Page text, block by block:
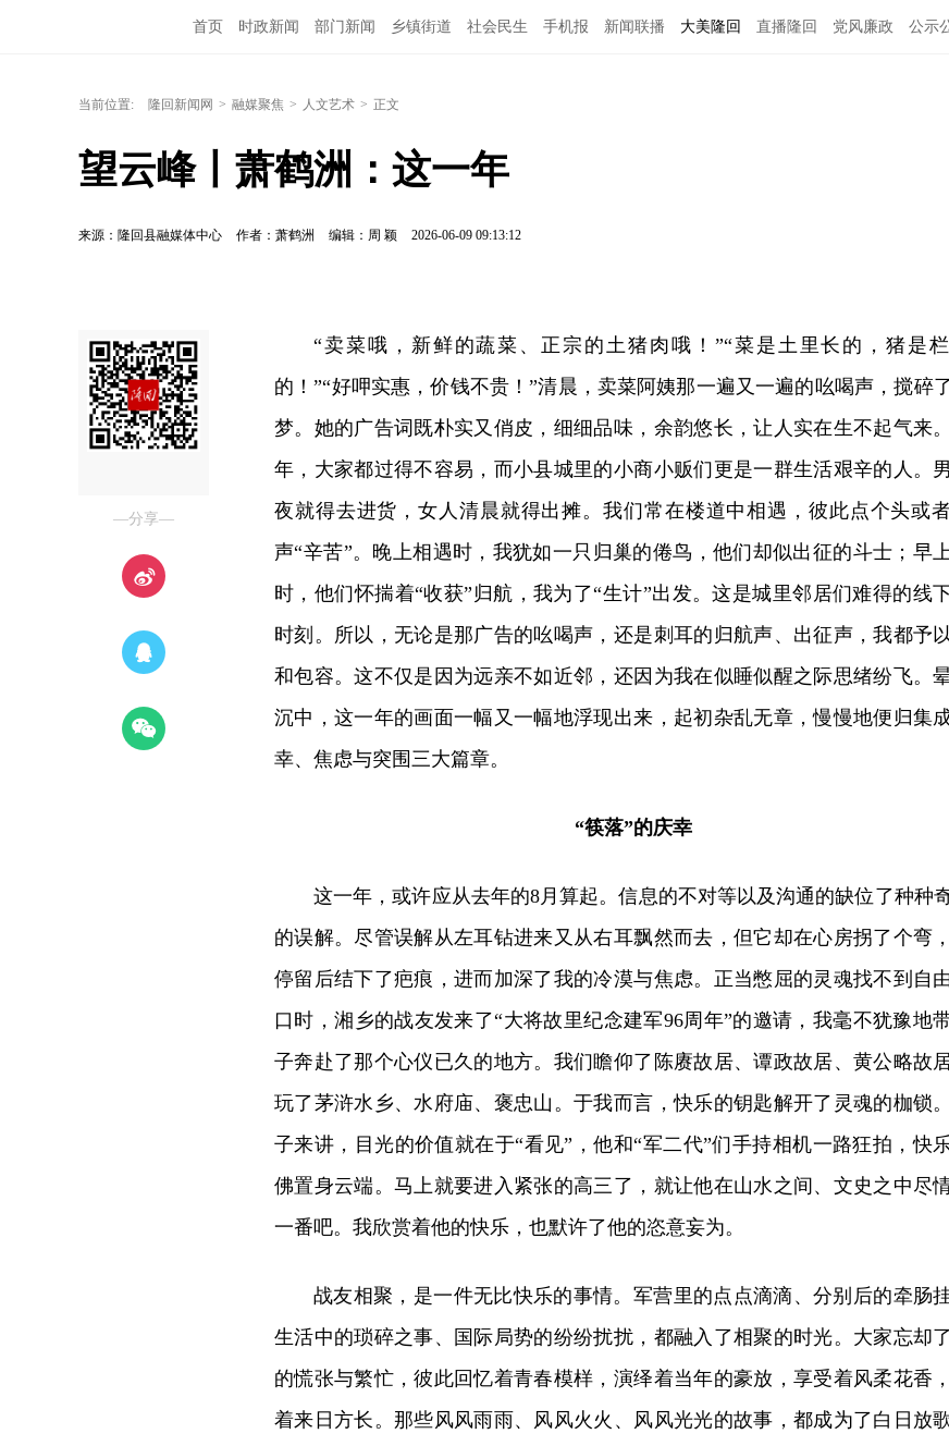
首页 时政新闻 部门新闻 乡镇街道 社会民生 手机报 新闻联播 大美隆回 直播隆回 党风廉政 公示
当前位置: 隆回新闻网 > 融媒聚焦 > 人文艺术 > 正文
望云峰丨萧鹤洲：这一年
来源：隆回县融媒体中心 作者：萧鹤洲 编辑：周 颖 2026-06-09 09:13:12
—分享—
“卖菜哦，新鲜的蔬菜、正宗的土猪肉哦！”“菜是土里长的，猪是
的！”“好呷实惠，价钱不贵！”清晨，卖菜阿姨那一遍又一遍的吆喝声，搅碎
梦。她的广告词既朴实又俏皮，细细品味，余韵悠长，让人实在生不起气来
年，大家都过得不容易，而小县城里的小商小贩们更是一群生活艰辛的人。
夜就得去进货，女人清晨就得出摊。我们常在楼道中相遇，彼此点个头或
声“辛苦”。晚上相遇时，我犹如一只归巢的倦鸟，他们却似出征的斗士；早
时，他们怀揣着“收获”归航，我为了“生计”出发。这是城里邻居们难得的线
时刻。所以，无论是那广告的吆喝声，还是刺耳的归航声、出征声，我都予
和包容。这不仅是因为远亲不如近邻，还因为我在似睡似醒之际思绪纷飞。
沉中，这一年的画面一幅又一幅地浮现出来，起初杂乱无章，慢慢地便归集
幸、焦虑与突围三大篇章。
“筷落”的庆幸
这一年，或许应从去年的8月算起。信息的不对等以及沟通的缺位了种种
的误解。尽管误解从左耳钻进来又从右耳飘然而去，但它却在心房拐了个弯
停留后结下了疤痕，进而加深了我的冷漠与焦虑。正当憋屈的灵魂找不到自
口时，湘乡的战友发来了“大将故里纪念建军96周年”的邀请，我毫不犹豫地
子奔赴了那个心仪已久的地方。我们瞻仰了陈赓故居、谭政故居、黄公略故
玩了茅浒水乡、水府庙、褒忠山。于我而言，快乐的钥匙解开了灵魂的枷锁
子来讲，目光的价值就在于“看见”，他和“军二代”们手持相机一路狂拍，快
佛置身云端。马上就要进入紧张的高三了，就让他在山水之间、文史之中尽
一番吧。我欣赏着他的快乐，也默许了他的恣意妄为。
战友相聚，是一件无比快乐的事情。军营里的点点滴滴、分别后的牵肠挂
生活中的琐碎之事、国际局势的纷纷扰扰，都融入了相聚的时光。大家忘却
的慌张与繁忙，彼此回忆着青春模样，演绎着当年的豪放，享受着风柔花香
着来日方长。那些风风雨雨、风风火火、风风光光的故事，都成为了白日放